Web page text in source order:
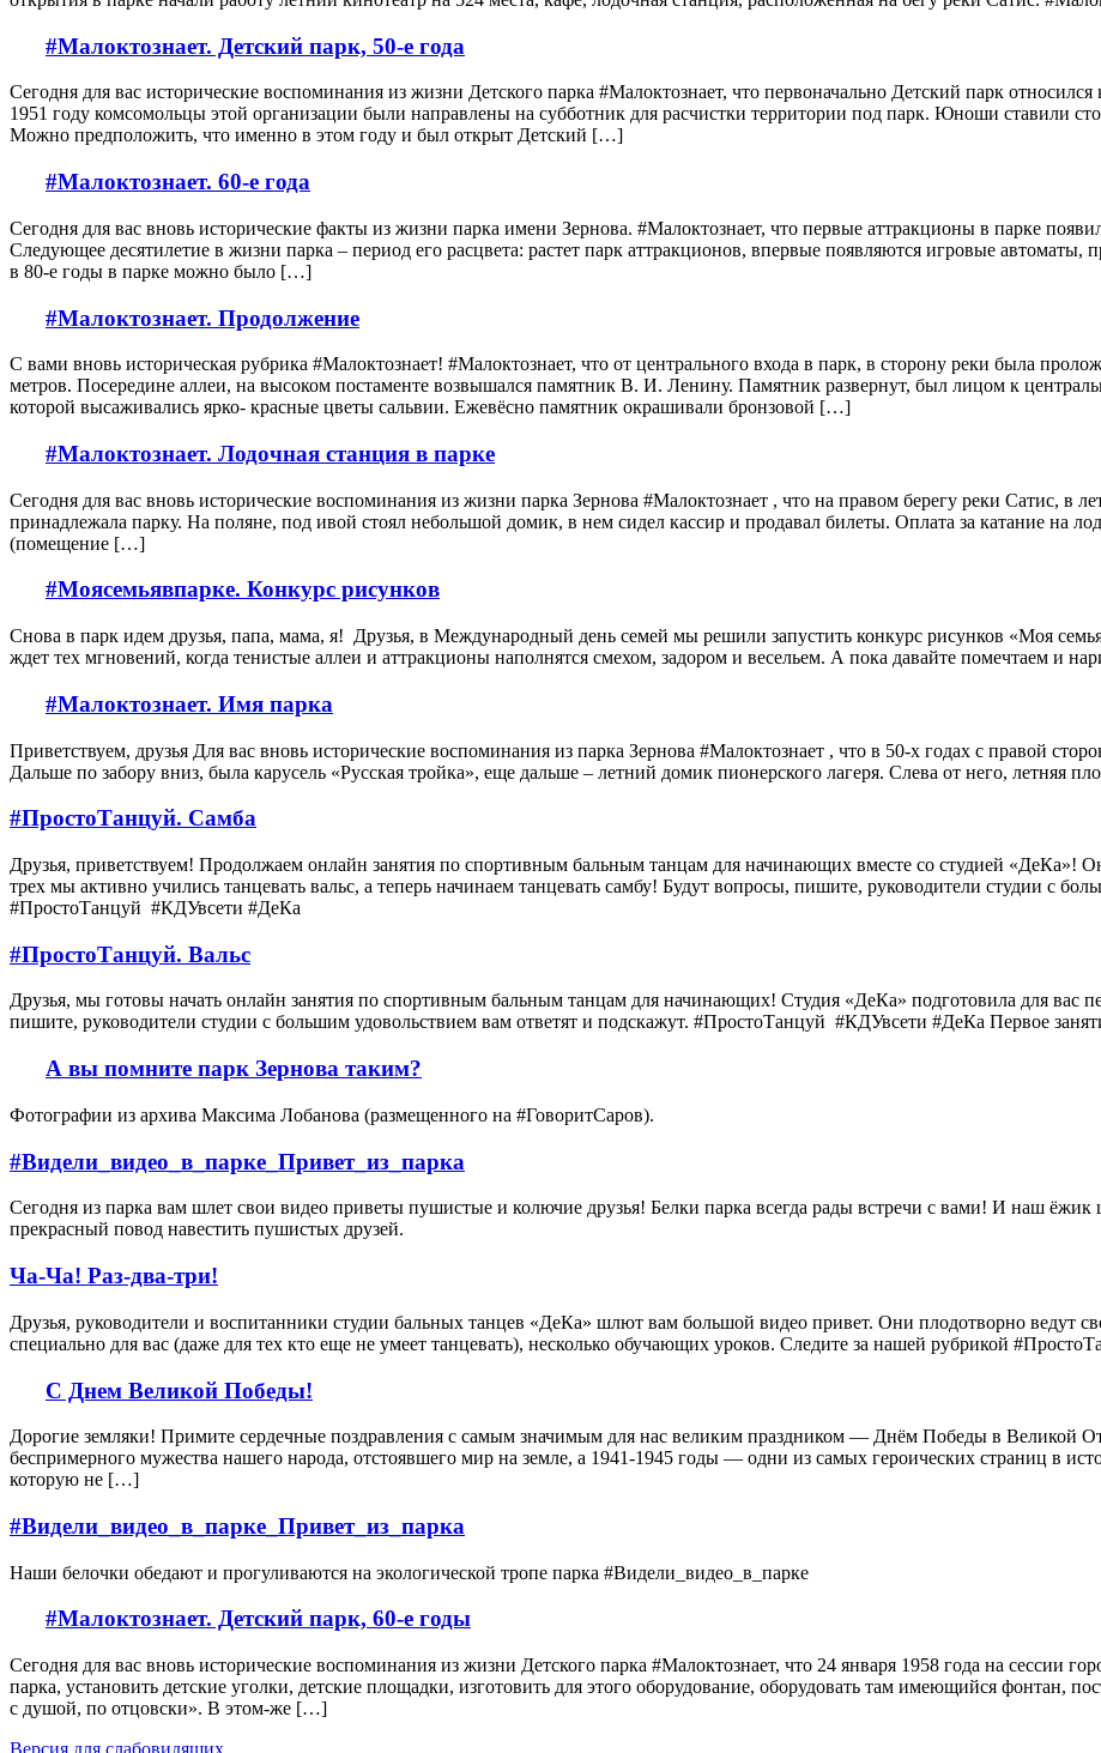
#Малоктознает. Детский парк, 50-е года
Сегодня для вас исторические воспоминания из жизни Детского парка #Малоктознает, что первоначально Детский парк
1951 году комсомольцы этой организации были направлены на субботник для расчистки территории под парк. Юноши ставили
Можно предположить, что именно в этом году и был открыт Детский […]
#Малоктознает. 60-е года
Сегодня для вас вновь исторические факты из жизни парка имени Зернова. #Малоктознает, что первые аттракционы в парке
Следующее десятилетие в жизни парка – период его расцвета: растет парк аттракционов, впервые появляются игровые автоматы,
в 80-е годы в парке можно было […]
#Малоктознает. Продолжение
С вами вновь историческая рубрика #Малоктознает! #Малоктознает, что от центрального входа в парк, в сторону реки была
метров. Посередине аллеи, на высоком постаменте возвышался памятник В. И. Ленину. Памятник развернут, был лицом к
которой высаживались ярко- красные цветы сальвии. Ежевёсно памятник окрашивали бронзовой […]
#Малоктознает. Лодочная станция в парке
Сегодня для вас вновь исторические воспоминания из жизни парка Зернова #Малоктознает , что на правом берегу реки Сатис, в
принадлежала парку. На поляне, под ивой стоял небольшой домик, в нем сидел кассир и продавал билеты. Оплата за катание на
(помещение […]
#Моясемьявпарке. Конкурс рисунков
Снова в парк идем друзья, папа, мама, я! Друзья, в Международный день семей мы решили запустить конкурс рисунков «Моя
ждет тех мгновений, когда тенистые аллеи и аттракционы наполнятся смехом, задором и весельем. А пока давайте помечтаем и
#Малоктознает. Имя парка
Приветствуем, друзья Для вас вновь исторические воспоминания из парка Зернова #Малоктознает , что в 50-х годах с правой
Дальше по забору вниз, была карусель «Русская тройка», еще дальше – летний домик пионерского лагеря. Слева от него, летняя
#ПростоТанцуй. Самба
Друзья, приветствуем! Продолжаем онлайн занятия по спортивным бальным танцам для начинающих вместе со студией «ДеКа»!
трех мы активно учились танцевать вальс, а теперь начинаем танцевать самбу! Будут вопросы, пишите, руководители студии с
#ПростоТанцуй #КДУвсети #ДеКа
#ПростоТанцуй. Вальс
Друзья, мы готовы начать онлайн занятия по спортивным бальным танцам для начинающих! Студия «ДеКа» подготовила для вас
пишите, руководители студии с большим удовольствием вам ответят и подскажут. #ПростоТанцуй #КДУвсети #ДеКа Первое
А вы помните парк Зернова таким?
Фотографии из архива Максима Лобанова (размещенного на #ГоворитСаров).
#Видели_видео_в_парке_Привет_из_парка
Сегодня из парка вам шлет свои видео приветы пушистые и колючие друзья! Белки парка всегда рады встречи с вами! И наш ёжик
прекрасный повод навестить пушистых друзей.
Ча-Ча! Раз-два-три!
Друзья, руководители и воспитанники студии бальных танцев «ДеКа» шлют вам большой видео привет. Они плодотворно ведут
специально для вас (даже для тех кто еще не умеет танцевать), несколько обучающих уроков. Следите за нашей рубрикой
С Днем Великой Победы!
Дорогие земляки! Примите сердечные поздравления с самым значимым для нас великим праздником — Днём Победы в Великой
беспримерного мужества нашего народа, отстоявшего мир на земле, а 1941-1945 годы — одни из самых героических страниц в
которую не […]
#Видели_видео_в_парке_Привет_из_парка
Наши белочки обедают и прогуливаются на экологической тропе парка #Видели_видео_в_парке
#Малоктознает. Детский парк, 60-е годы
Сегодня для вас вновь исторические воспоминания из жизни Детского парка #Малоктознает, что 24 января 1958 года на сессии
парка, установить детские уголки, детские площадки, изготовить для этого оборудование, оборудовать там имеющийся фонтан,
с душой, по отцовски». В этом-же […]
Версия для слабовидящих